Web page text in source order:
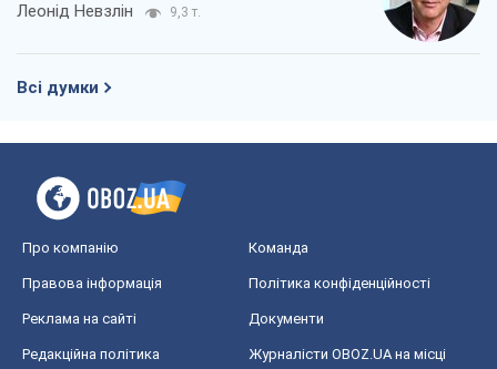
Леонід Невзлін 9,3 т.
Всі думки
Про компанію Команда
Правова інформація Політика конфіденційності
Реклама на сайті Документи
Редакційна політика
Журналісти OBOZ.UA на місці